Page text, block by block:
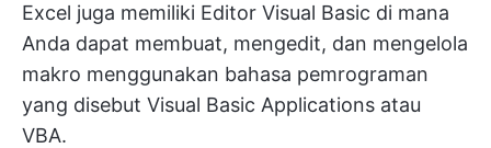
Excel juga memiliki Editor Visual Basic di mana
Anda dapat membuat, mengedit, dan mengelola
makro menggunakan bahasa pemrograman
yang disebut Visual Basic Applications atau
VBA.